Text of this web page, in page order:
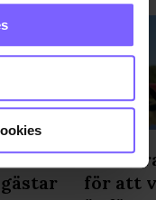
plats
till flera meter
aktivt skanna den
uppgifter
när som
-
Ett
för att